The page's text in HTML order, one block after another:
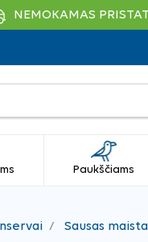
NEMOKAMAS
Paukščiams
Sausas